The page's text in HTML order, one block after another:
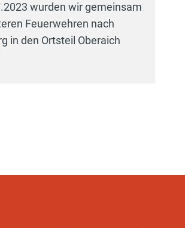
wurden wir gemeinsam
Feuerwehren nach
in den Ortsteil Oberaich